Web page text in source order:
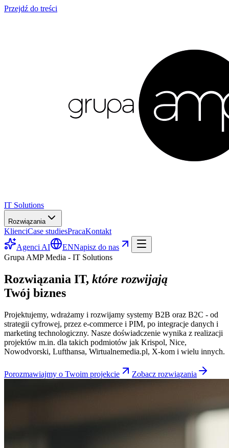
Przejdź do treści
IT Solutions
Rozwiązania
KlienciCase studiesPracaKontakt
Agenci AI
ENNapisz do nas
Grupa AMP Media - IT Solutions
Rozwiązania IT, które rozwijają
Twój biznes
Projektujemy, wdrażamy i rozwijamy systemy B2B oraz B2C - od
strategii cyfrowej, przez e-commerce i PIM, po integracje danych i
marketing technologiczny. Nasze doświadczenie wynika z realizacji
projektów m.in. dla takich podmiotów jak Krispol, Nice,
Nowodvorski, Lufthansa, Wirtualnemedia.pl, X-kom i wielu innych.
Porozmawiajmy o Twoim projekcie Zobacz rozwiązania